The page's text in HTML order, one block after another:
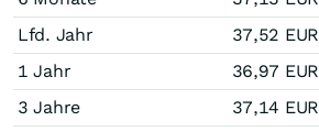
Lfd. Jahr
37,52 EUR
1 Jahr
36,97 EUR
3 Jahre
37,14 EUR